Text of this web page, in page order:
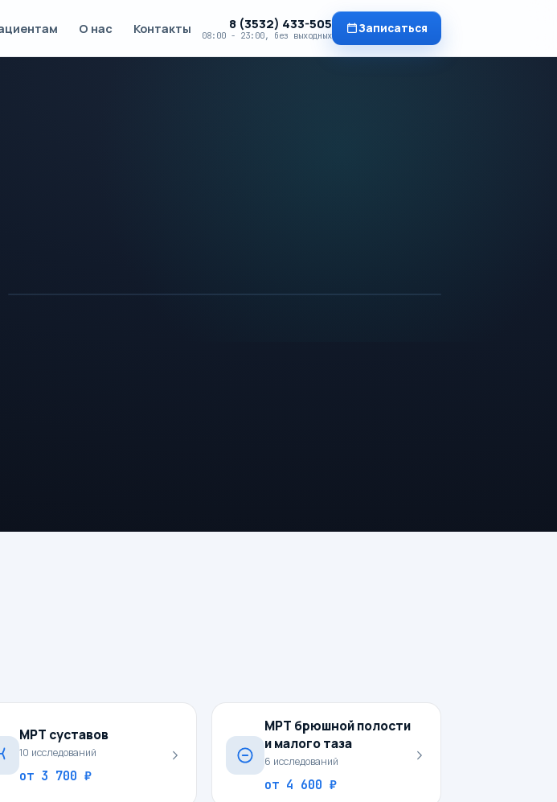
О нас Контакты 8 (3532) 433-505
08:00 - 23:00, без выходных Записаться
МРТ суставов
10 исследований
от 3 700 ₽
МРТ брюшной полости
и малого таза
6 исследований
от 4 600 ₽